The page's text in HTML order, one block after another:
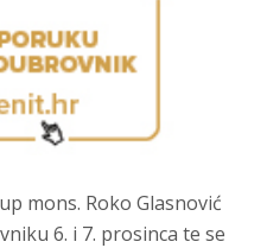
mons. Roko Glasnović
6. i 7. prosinca te se